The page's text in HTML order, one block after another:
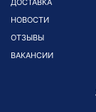
ДОСТАВКА
НОВОСТИ
ОТЗЫВЫ
ВАКАНСИИ